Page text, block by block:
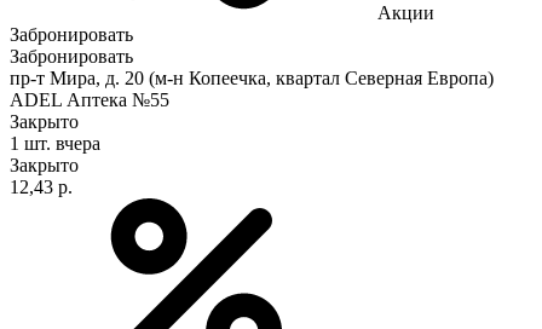
Акции
Забронировать
Забронировать
пр-т Мира, д. 20 (м-н Копеечка, квартал Северная Европа)
ADEL Аптека №55
Закрыто
1 шт. вчера
Закрыто
12,43 р.